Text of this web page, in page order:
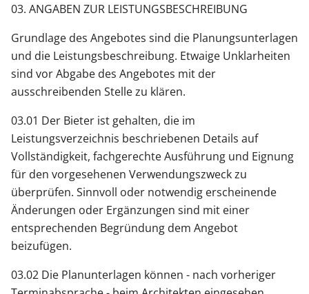
03. ANGABEN ZUR LEISTUNGSBESCHREIBUNG
Grundlage des Angebotes sind die Planungsunterlagen
und die Leistungsbeschreibung. Etwaige Unklarheiten
sind vor Abgabe des Angebotes mit der
ausschreibenden Stelle zu klären.
03.01 Der Bieter ist gehalten, die im
Leistungsverzeichnis beschriebenen Details auf
Vollständigkeit, fachgerechte Ausführung und Eignung
für den vorgesehenen Verwendungszweck zu
überprüfen. Sinnvoll oder notwendig erscheinende
Änderungen oder Ergänzungen sind mit einer
entsprechenden Begründung dem Angebot
beizufügen.
03.02 Die Planunterlagen können - nach vorheriger